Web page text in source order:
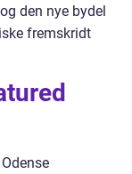
den nye bydel
fremskridt